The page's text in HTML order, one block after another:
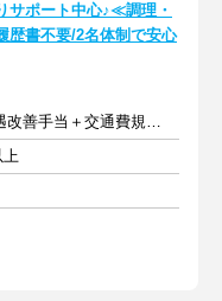
サポート中心♪≪調理・
書不要/2名体制で安心
日給2万160円～＋処遇改善手当＋交通費規定支給
上